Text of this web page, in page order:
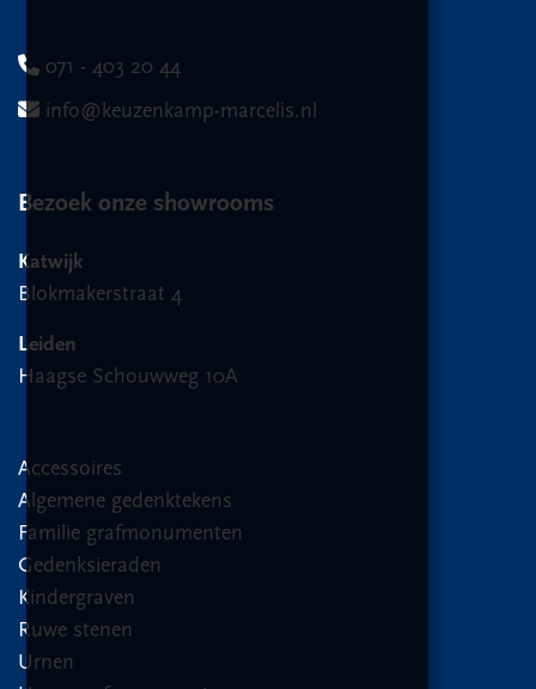
071 - 403 20 44
info@keuzenkamp-marcelis.nl
Bezoek onze showrooms
Katwijk
Blokmakerstraat 4
Leiden
Haagse Schouwweg 10A
Accessoires
Algemene gedenktekens
Familie grafmonumenten
Gedenksieraden
Kindergraven
Ruwe stenen
Urnen